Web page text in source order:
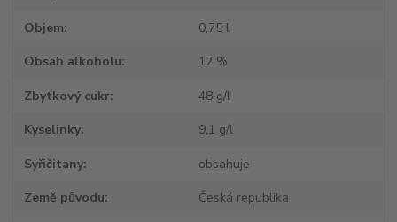
Objem 0,75 l
Obsah alkoholu 12 %
Zbytkový cukr 48 g/l
Kyselinky 9,1 g/l
Syřičitany obsahuje
Země původu Česká republika